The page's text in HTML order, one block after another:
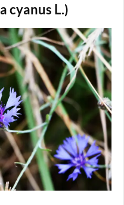
cyanus L.)